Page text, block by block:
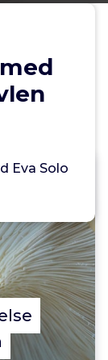
Eva Solo